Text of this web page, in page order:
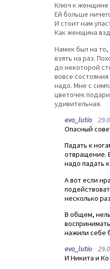
Ключ к женщине
Ей больше
И стоит нам
Как женщина
Намек был на
взять на раз.
до некоторой
вовсе
надо. Мне с
цветочек
удивительная.
evo_lutio
Опасный
Падать к
отвращение.
надо падать
А вот если
несколько
В общем,
нажили себе
evo_lutio
И Никита и